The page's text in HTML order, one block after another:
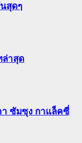
สุดๆ
ล่าสุด
า ซัมซุง กาแล็คซี่